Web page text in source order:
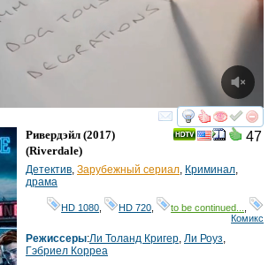
смотреть
47
Ривердэйл (2017)
(Riverdale)
Детектив, Зарубежный сериал, Криминал,
драма
HD 1080, HD 720, to be continued...,
Комикс
Режиссеры:Ли Толанд Кригер, Ли Роуз,
Гэбриел Корреа